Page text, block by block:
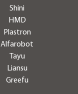
Shini
HMD
Plastron
Alfarobot
Tayu
Liansu
Greefu